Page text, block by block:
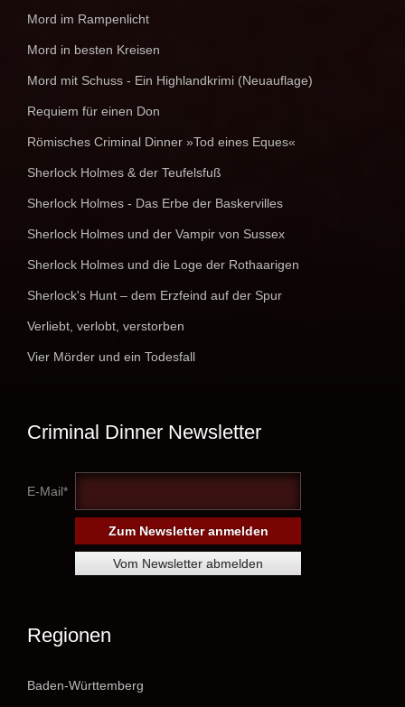
Mord im Rampenlicht
Mord in besten Kreisen
Mord mit Schuss - Ein Highlandkrimi (Neuauflage)
Requiem für einen Don
Römisches Criminal Dinner »Tod eines Eques«
Sherlock Holmes & der Teufelsfuß
Sherlock Holmes - Das Erbe der Baskervilles
Sherlock Holmes und der Vampir von Sussex
Sherlock Holmes und die Loge der Rothaarigen
Sherlock's Hunt – dem Erzfeind auf der Spur
Verliebt, verlobt, verstorben
Vier Mörder und ein Todesfall
Criminal Dinner Newsletter
E-Mail*
Regionen
Baden-Württemberg